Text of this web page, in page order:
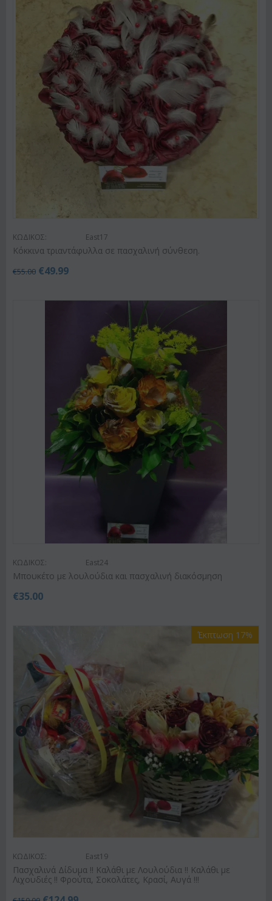
ΚΩΔΙΚΟΣ: East17
Κόκκινα τριαντάφυλλα σε πασχαλινή σύνθεση.
€55.00 €49.99
ΚΩΔΙΚΟΣ: East24
Μπουκέτο με λουλούδια και πασχαλινή διακόσμηση
€35.00
Έκπτωση 17%
ΚΩΔΙΚΟΣ: East19
Πασχαλινά Δίδυμα !! Καλάθι με Λουλούδια !! Καλάθι με
Λιχουδιές !! Φρούτα, Σοκολάτες, Κρασί, Αυγά !!!